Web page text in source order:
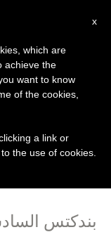
البابا:
بندكتس
x
which are
achieve the
want to know
of the cookies,
a link or
the use of cookies.